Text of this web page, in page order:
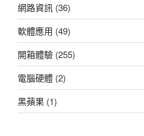
網路資訊 (36)
軟體應用 (49)
開箱體驗 (255)
電腦硬體 (2)
黑蘋果 (1)